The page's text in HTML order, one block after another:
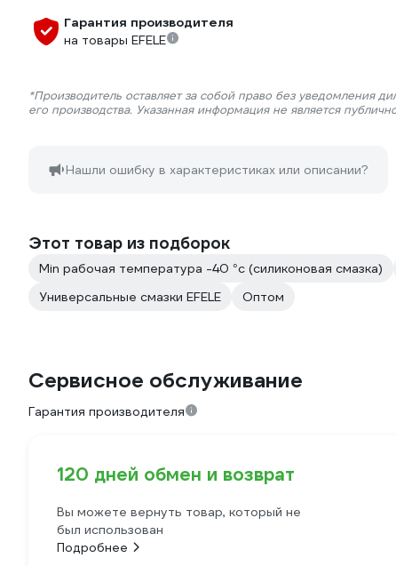
Гарантия производителя
на товары EFELE
*Производитель оставляет за собой право без уведомления
его производства. Указанная информация не является
Нашли ошибку в характеристиках или описании?
Этот товар из подборок
Min рабочая температура -40 °с (силиконовая смазка)
Универсальные смазки EFELE
Оптом
Сервисное обслуживание
Гарантия производителя
120 дней обмен и возврат
Вы можете вернуть товар, который не
был использован
Подробнее